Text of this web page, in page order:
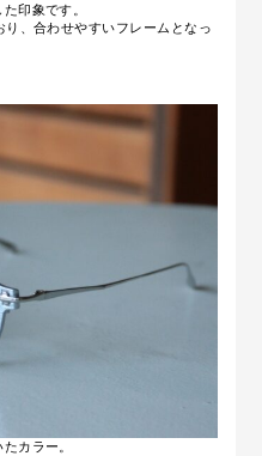
印象です。
、合わせやすいフレームとなっ
カラー。